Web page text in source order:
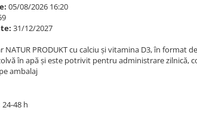
05/08/2026 16:20
31/12/2027
PRODUKT cu calciu și vitamina D3, în format
în apă și este potrivit pentru administrare zilnică,
ambalaj
24-48 h